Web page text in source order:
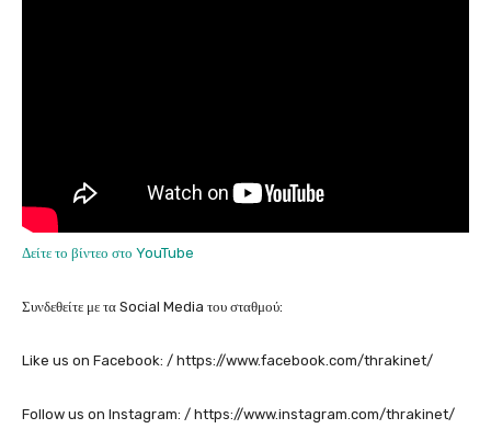
Δείτε το βίντεο στο YouTube
Συνδεθείτε με τα Social Media του σταθμού:
Like us on Facebook: / https://www.facebook.com/thrakinet/
Follow us on Instagram: / https://www.instagram.com/thrakinet/